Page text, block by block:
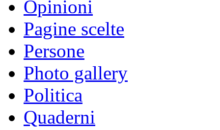
Opinioni
Pagine scelte
Persone
Photo gallery
Politica
Quaderni